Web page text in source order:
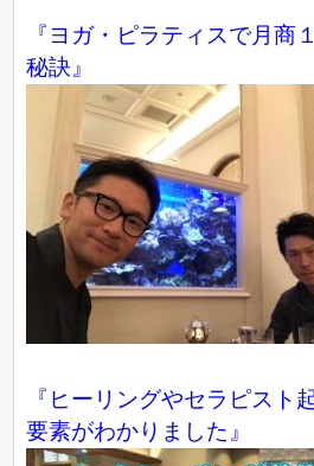
『ヨガ・ピラティスで月商
秘訣』
『ヒーリングやセラピスト
要素がわかりました』